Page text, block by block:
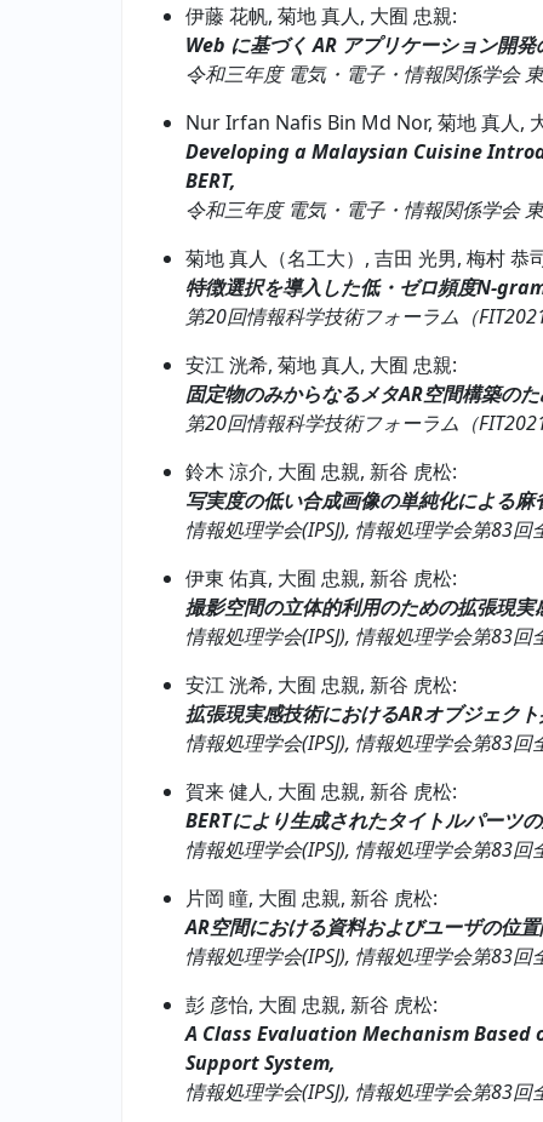
伊藤 花帆, 菊地 真人, 大囿 忠親:
Web に基づく AR アプリケーション開
令和三年度 電気・電子・情報関係学会
Nur Irfan Nafis Bin Md Nor, 菊地 真人,
Developing a Malaysian Cuisine
BERT,
令和三年度 電気・電子・情報関係学会
菊地 真人（名工大）, 吉田 光男, 梅村
特徴選択を導入した低・ゼロ頻度N-
第20回情報科学技術フォーラム（
安江 洸希, 菊地 真人, 大囿 忠親:
固定物のみからなるメタAR空間構築の
第20回情報科学技術フォーラム（
鈴木 涼介, 大囿 忠親, 新谷 虎松:
写実度の低い合成画像の単純化による
情報処理学会(IPSJ), 情報処理学会第83回
伊東 佑真, 大囿 忠親, 新谷 虎松:
撮影空間の立体的利用のための拡張現
情報処理学会(IPSJ), 情報処理学会第83回
安江 洸希, 大囿 忠親, 新谷 虎松:
拡張現実感技術におけるARオブジェク
情報処理学会(IPSJ), 情報処理学会第83回
賀来 健人, 大囿 忠親, 新谷 虎松:
BERTにより生成されたタイトルパーツ
情報処理学会(IPSJ), 情報処理学会第83回
片岡 瞳, 大囿 忠親, 新谷 虎松:
AR空間における資料およびユーザの位
情報処理学会(IPSJ), 情報処理学会第83回
彭 彦怡, 大囿 忠親, 新谷 虎松:
A Class Evaluation Mechanism
Support System,
情報処理学会(IPSJ), 情報処理学会第83回